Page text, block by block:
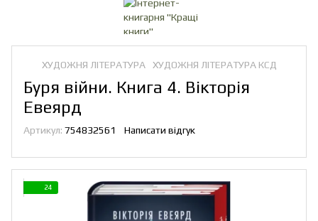
ХУДОЖНЯ ЛІТЕРАТУРА ХУДОЖНЯ ЛІТЕРАТУРА КСД
Буря війни. Книга 4. Вікторія
Евеярд
Артикул: 754832561 Написати відгук
24